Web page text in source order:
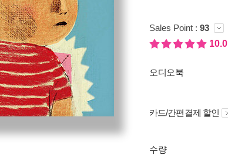
Sales Point : 93
10.0
오디오북
카드/간편결제 할인
수량